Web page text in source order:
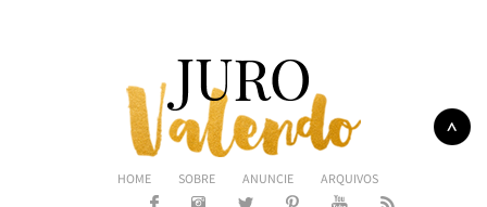
HOME SOBRE ANUNCIE ARQUIVOS